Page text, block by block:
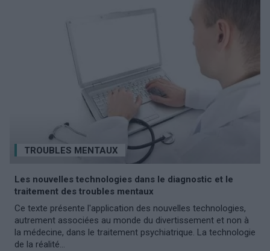
TROUBLES MENTAUX
Les nouvelles technologies dans le diagnostic et le
traitement des troubles mentaux
Ce texte présente l'application des nouvelles technologies,
autrement associées au monde du divertissement et non à
la médecine, dans le traitement psychiatrique. La technologie
de la réalité...